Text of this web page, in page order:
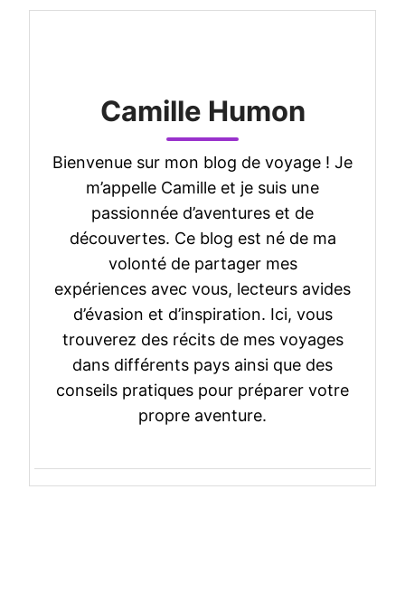
Camille Humon
Bienvenue sur mon blog de voyage ! Je
m’appelle Camille et je suis une
passionnée d’aventures et de
découvertes. Ce blog est né de ma
volonté de partager mes
expériences avec vous, lecteurs avides
d’évasion et d’inspiration. Ici, vous
trouverez des récits de mes voyages
dans différents pays ainsi que des
conseils pratiques pour préparer votre
propre aventure.